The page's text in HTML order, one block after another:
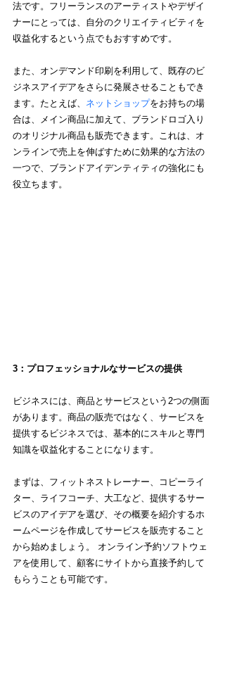
法です。フリーランスのアーティストやデザイ
ナーにとっては、自分のクリエイティビティを
収益化するという点でもおすすめです。
また、オンデマンド印刷を利用して、既存のビ
ジネスアイデアをさらに発展させることもでき
ます。たとえば、 ネットショップをお持ちの場
合は、メイン商品に加えて、ブランドロゴ入り
のオリジナル商品も販売できます。これは、オ
ンラインで売上を伸ばすために効果的な方法の
一つで、ブランドアイデンティティの強化にも
役立ちます。
3：プロフェッショナルなサービスの提供
ビジネスには、商品とサービスという2つの側面
があります。商品の販売ではなく、サービスを
提供するビジネスでは、基本的にスキルと専門
知識を収益化することになります。
まずは、フィットネストレーナー、コピーライ
ター、ライフコーチ、大工など、提供するサー
ビスのアイデアを選び、その概要を紹介するホ
ームページを作成してサービスを販売すること
から始めましょう。 オンライン予約ソフトウェ
アを使用して、顧客にサイトから直接予約して
もらうことも可能です。